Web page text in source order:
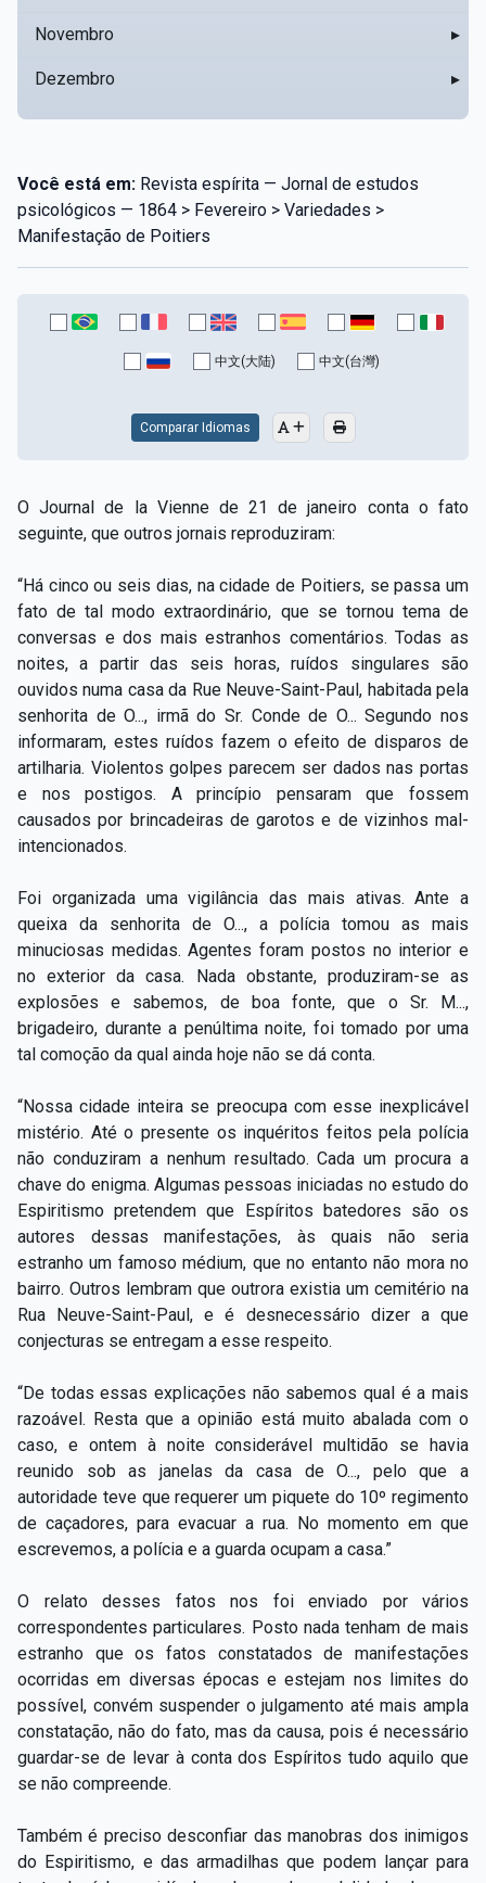
Novembro ▸
Dezembro ▸
Você está em: Revista espírita — Jornal de estudos
psicológicos — 1864 > Fevereiro > Variedades >
Manifestação de Poitiers
中文(大陆) 中文(台灣)
Comparar Idiomas
O Journal de la Vienne de 21 de janeiro conta o fato
seguinte, que outros jornais reproduziram:
“Há cinco ou seis dias, na cidade de Poitiers, se passa um
fato de tal modo extraordinário, que se tornou tema de
conversas e dos mais estranhos comentários. Todas as
noites, a partir das seis horas, ruídos singulares são
ouvidos numa casa da Rue Neuve-Saint-Paul, habitada pela
senhorita de O..., irmã do Sr. Conde de O... Segundo nos
informaram, estes ruídos fazem o efeito de disparos de
artilharia. Violentos golpes parecem ser dados nas portas
e nos postigos. A princípio pensaram que fossem
causados por brincadeiras de garotos e de vizinhos mal-
intencionados.
Foi organizada uma vigilância das mais ativas. Ante a
queixa da senhorita de O..., a polícia tomou as mais
minuciosas medidas. Agentes foram postos no interior e
no exterior da casa. Nada obstante, produziram-se as
explosões e sabemos, de boa fonte, que o Sr. M...,
brigadeiro, durante a penúltima noite, foi tomado por uma
tal comoção da qual ainda hoje não se dá conta.
“Nossa cidade inteira se preocupa com esse inexplicável
mistério. Até o presente os inquéritos feitos pela polícia
não conduziram a nenhum resultado. Cada um procura a
chave do enigma. Algumas pessoas iniciadas no estudo do
Espiritismo pretendem que Espíritos batedores são os
autores dessas manifestações, às quais não seria
estranho um famoso médium, que no entanto não mora no
bairro. Outros lembram que outrora existia um cemitério na
Rua Neuve-Saint-Paul, e é desnecessário dizer a que
conjecturas se entregam a esse respeito.
“De todas essas explicações não sabemos qual é a mais
razoável. Resta que a opinião está muito abalada com o
caso, e ontem à noite considerável multidão se havia
reunido sob as janelas da casa de O..., pelo que a
autoridade teve que requerer um piquete do 10º regimento
de caçadores, para evacuar a rua. No momento em que
escrevemos, a polícia e a guarda ocupam a casa.”
O relato desses fatos nos foi enviado por vários
correspondentes particulares. Posto nada tenham de mais
estranho que os fatos constatados de manifestações
ocorridas em diversas épocas e estejam nos limites do
possível, convém suspender o julgamento até mais ampla
constatação, não do fato, mas da causa, pois é necessário
guardar-se de levar à conta dos Espíritos tudo aquilo que
se não compreende.
Também é preciso desconfiar das manobras dos inimigos
do Espiritismo, e das armadilhas que podem lançar para